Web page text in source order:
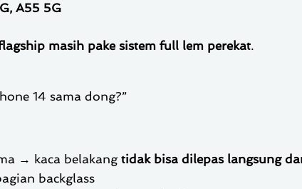
A55 5G
masih pake sistem full lem perekat.
14 sama dong?”
→ kaca belakang tidak bisa dilepas langsung
backglass